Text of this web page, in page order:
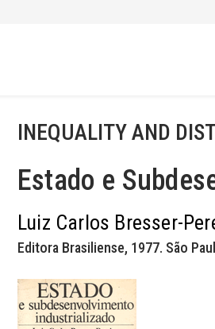
INEQUALITY AND
Estado e
Luiz Carlos Bresser-
Editora Brasiliense, 1977. São